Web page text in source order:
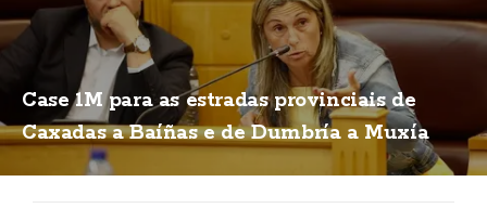
Case 1M para as estradas provinciais de
Caxadas a Baíñas e de Dumbría a Muxía